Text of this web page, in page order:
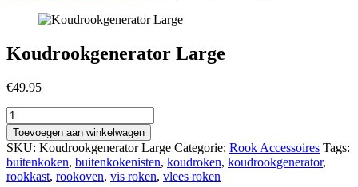
Koudrookgenerator Large
€49.95
Koudrookgenerator
Large
aantal
Toevoegen aan winkelwagen
SKU: Koudrookgenerator Large Categorie: Rook Accessoires Tags:
buitenkoken, buitenkokenisten, koudroken, koudrookgenerator,
rookkast, rookoven, vis roken, vlees roken